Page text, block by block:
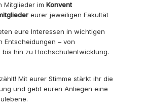
Mitglieder im Konvent
eurer jeweiligen Fakultät
eure Interessen in wichtigen
Entscheidungen – von
hin zu Hochschulentwicklung.
Mit eurer Stimme stärkt ihr die
und gebt euren Anliegen eine